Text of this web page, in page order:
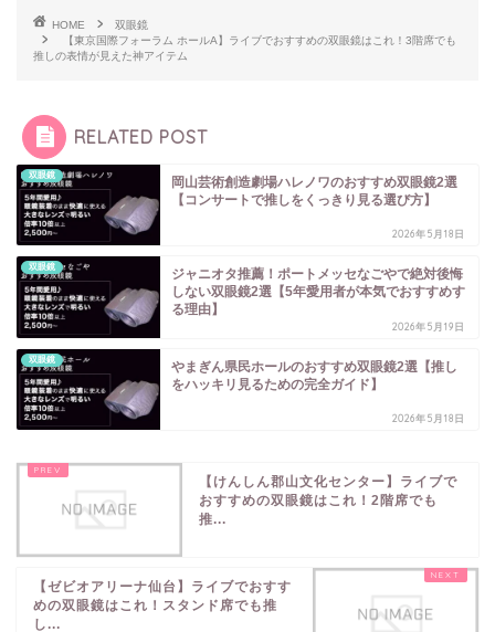
HOME
双眼鏡
【東京国際フォーラム ホールA】ライブでおすすめの双眼鏡はこれ！3階席でも
推しの表情が見えた神アイテム
RELATED POST
双眼鏡
岡山芸術創造劇場ハレノワのおすすめ双眼鏡2選
【コンサートで推しをくっきり見る選び方】
2026年5月18日
双眼鏡
ジャニオタ推薦！ポートメッセなごやで絶対後悔
しない双眼鏡2選【5年愛用者が本気でおすすめす
る理由】
2026年5月19日
双眼鏡
やまぎん県民ホールのおすすめ双眼鏡2選【推し
をハッキリ見るための完全ガイド】
2026年5月18日
【けんしん郡山文化センター】ライブで
おすすめの双眼鏡はこれ！2階席でも
推...
【ゼビオアリーナ仙台】ライブでおすす
めの双眼鏡はこれ！スタンド席でも推
し...